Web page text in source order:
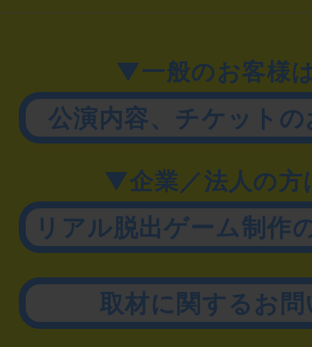
▼一般のお客様
公演内容、チケット
▼企業／法人の方
リアル脱出ゲーム制作
取材に関するお